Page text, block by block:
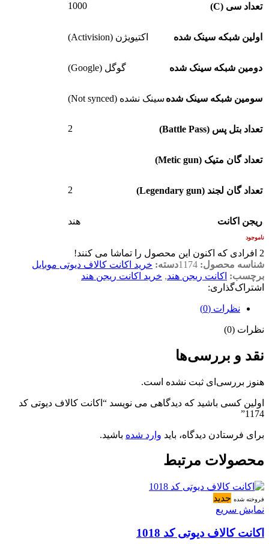
تعداد سی (C) 1000
اولین شبکه سینک شده اکتیویژن (Activision)
دومین شبکه سینک شده گوگل (Google)
سومین شبکه سینک شده سینک نشده (Not synced)
تعداد بتل پس (Battle Pass) 2
تعداد گان متیک (Metic gun)
تعداد گان لجند (Legendary gun) 2
ریجن اکانت هند
ناموجود
2 افرادی که اکنون این محصول را تماشا می کنند!
شناسه محصول: 1174دسته: خرید اکانت کالاف دیوتی موبایل
برچسب: اکانت ریجن هند, خرید اکانت ریجن هند
اشتراک‌گذاری:
نظرات (0)
نظرات (0)
نقد و بررسی‌ها
هنوز بررسی‌ای ثبت نشده است.
اولین کسی باشید که دیدگاهی می نویسد “اکانت کالاف دیوتی کد
1174”
برای فرستادن دیدگاه، باید وارد شده باشید.
محصولات مرتبط
فروخته شده جدید
نمایش سریع
اکانت کالاف دیوتی کد 1018